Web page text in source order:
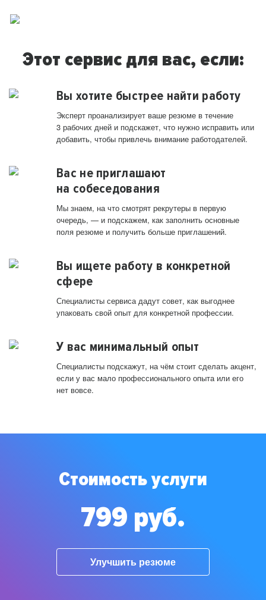
Этот сервис для вас, если:
Вы хотите быстрее найти работу
Эксперт проанализирует ваше резюме в течение
3 рабочих дней и подскажет, что нужно исправить или
добавить, чтобы привлечь внимание работодателей.
Вас не приглашают
на собеседования
Мы знаем, на что смотрят рекрутеры в первую
очередь, — и подскажем, как заполнить основные
поля резюме и получить больше приглашений.
Вы ищете работу в конкретной
сфере
Специалисты сервиса дадут совет, как выгоднее
упаковать свой опыт для конкретной профессии.
У вас минимальный опыт
Специалисты подскажут, на чём стоит сделать акцент,
если у вас мало профессионального опыта или его
нет вовсе.
Стоимость услуги
799 руб.
Улучшить резюме